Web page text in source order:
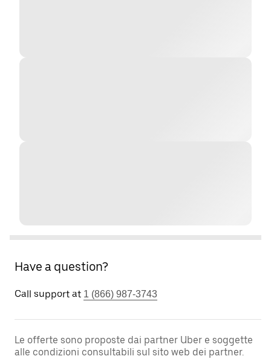
Have a question?
Call support at 1 (866) 987-3743
Le offerte sono proposte dai partner Uber e soggette
alle condizioni consultabili sul sito web dei partner.